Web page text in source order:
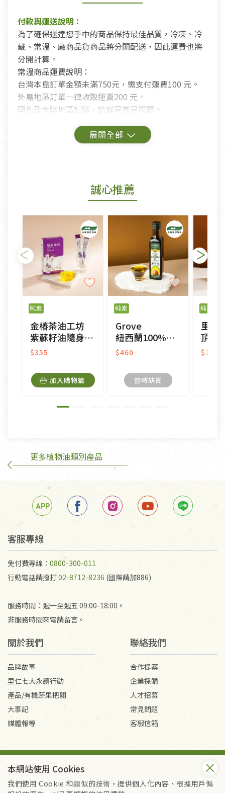
付款與運送說明：
為了確保送達您手中的商品保持最佳品質，冷凍、冷
藏、常溫、廠商品貨商品將分開配送，因此運費也將
分開計算。
常溫商品運費說明：
台灣本島訂單金額未滿750元，需支付運費100 元。
外島地區訂單一律收取運費200 元。
國外及大陸地區訂購，請詳見常見問題。
鑑賞期商品說明：
若您購買的商品有下列「不適用七天鑑賞期商品」情
形者，除商品瑕疵以外，恕不接受退換貨.
依消保法之規定提供該商品七天免費鑑賞期(含例假
日)的服務，原則上若商品未經使用或被汙損(除商品
瑕疵)，一般皆可申請退換貨。
不適用七天鑑賞期商品：
以數位或電磁紀錄形式儲存之商品、易於變質或損壞
之商品、以及性質上無法或不適合退換之商品：如
CD、VCD、DVD、電腦軟體，若產品瑕疵無法讀取僅
接受原片換新。
衣飾鞋類-如T恤，如於送達後水洗或污損者。
美容保養用品、內衣褲、襪子、口罩等私人消耗性產
內衣褲、襪子、口罩個人衛生用品除商品本身有瑕疵
外,依據《通訊交易解除權合理例外情事適用準
訂購手抄稿退貨需知：
手抄稿進行退貨時，請務必保持原包裝方式及使用原
箱退回。
若未保持原包裝方式或未使用原箱退回，導致書籍有
任何折損、磨損、污損或凹角，將不接受退貨，也不
不接受退貨之手抄稿，為敬重法寶故，里仁網購無法
代為結緣處理等。 若需將手抄稿寄還給消費者，因而
產生的運費100元/箱將由消費者負擔。
誠心推薦
純素
金椿茶油工坊
紫蘇籽油隨身油包
$355
加入購物籃
純素
Grove
紐西蘭100%頂級冷壓初榨純酪梨油
$460
暫時缺貨
純素
里仁
頂級初
更多植物油類別產品
客服專線
免付費專線： 0800-300-011
行動電話請撥打02-8712-8236 (國際請加886)
服務時間：週一至週五 09:00-18:00。
非服務時間來電請留言。
關於我們
品牌故事
里仁七大永續行動
產品/有機蔬果把關
大事記
媒體報導
聯絡我們
合作提案
企業採購
人才招募
常見問題
客服信箱
Copyright © 2026 里仁事業股份有限公司(統編：16301262) /
里仁網購股份有限公司(統編：25149752)
本網站使用 Cookies
我們使用 Cookie 和類似的技術，提供個人化內容、根據用戶偏